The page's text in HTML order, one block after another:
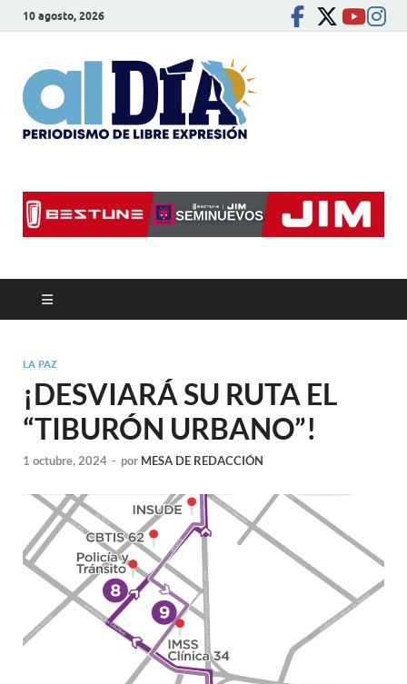
10 agosto, 2026
LA PAZ
¡DESVIARÁ SU RUTA EL
“TIBURÓN URBANO”!
1 octubre, 2024 - por MESA DE REDACCIÓN